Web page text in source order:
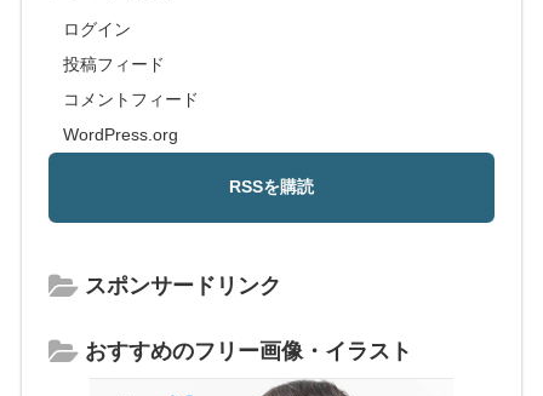
ログイン
投稿フィード
コメントフィード
WordPress.org
スポンサードリンク
おすすめのフリー画像・イラスト